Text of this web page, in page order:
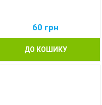
60 грн
ДО КОШИКУ